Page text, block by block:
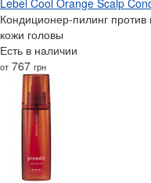
Кондиционер-пилинг
кожи головы
Есть в наличии
от 767 грн